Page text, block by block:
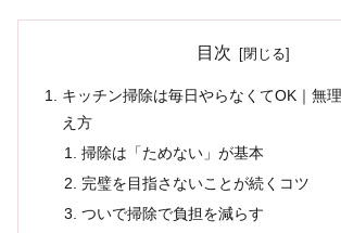
目次
キッチン掃除は毎日やらなくてOK｜無
え方
掃除は「ためない」が基本
完璧を目指さないことが続くコツ
ついで掃除で負担を減らす